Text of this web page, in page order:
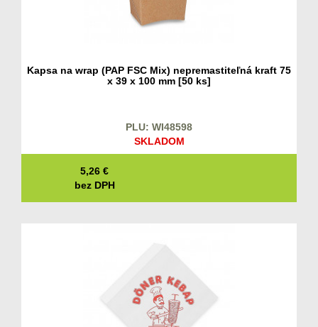
Kapsa na wrap (PAP FSC Mix) nepremastiteľná kraft 75
x 39 x 100 mm [50 ks]
PLU: WI48598
SKLADOM
5,26 €
bez DPH